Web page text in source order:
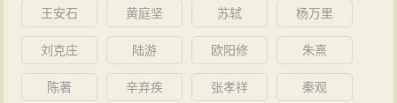
王安石 黄庭坚 苏轼 杨万里
刘克庄 陆游 欧阳修 朱熹
陈著 辛弃疾 张孝祥 秦观